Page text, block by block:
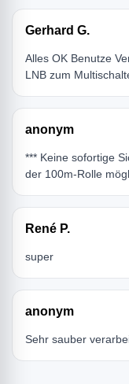
Gerhard G.
Alles OK Benutze
LNB zum
anonym
*** Keine sofortige
der 100m-Rolle
René P.
super
anonym
Sehr sauber